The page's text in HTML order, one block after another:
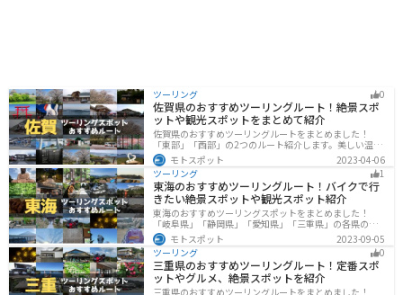
ツーリング 0
佐賀県のおすすめツーリングルート！絶景スポ
ットや観光スポットをまとめて紹介
佐賀県のおすすめツーリングルートをまとめました！
「東部」「西部」の2つのルート紹介します。美しい温泉
地や古墳群、歴史ある城や神社仏閣など、バイクツーリ
ングに適したスポットが多数存在し、様々な楽しみ方が
できます。バイクで佐賀県にツーリングに行く際は参考
にしてください。
モトスポット
2023-04-06
ツーリング
1
東海のおすすめツーリングルート！バイクで行
きたい絶景スポットや観光スポット紹介
東海のおすすめツーリングスポットをまとめました！
「岐阜県」「静岡県」「愛知県」「三重県」の各県の観
光地紹介します。自然豊かな山々や湖、温泉地が点在
し、四季折々の景色を楽しめるスポットが多数ありま
す。バイクで東海にツーリングに行く際は参考にしてく
ださい。
モトスポット
2023-09-05
ツーリング
0
三重県のおすすめツーリングルート！定番スポ
ットやグルメ、絶景スポットを紹介
三重県のおすすめツーリングルートをまとめました！